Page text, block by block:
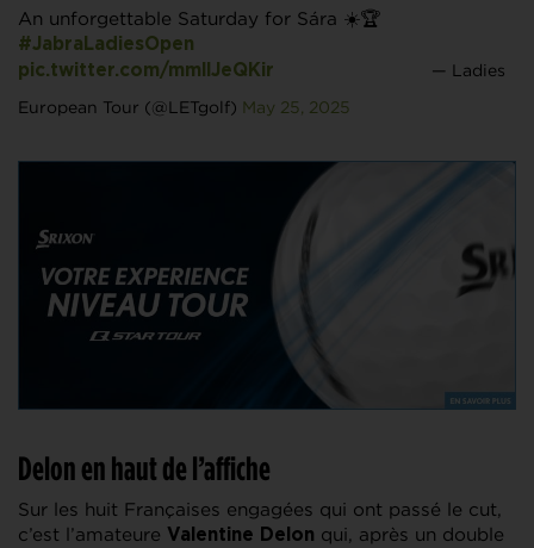
An unforgettable Saturday for Sára ☀️🏆
#JabraLadiesOpen
pic.twitter.com/mmllJeQKir
— Ladies
European Tour (@LETgolf) May 25, 2025
Delon en haut de l’affiche
Sur les huit Françaises engagées qui ont passé le cut,
c’est l’amateure Valentine Delon qui, après un double